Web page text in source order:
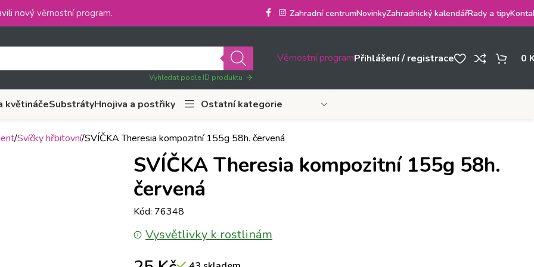
nový věrnostní program. Zahradní centrumNovinkyZahradnický kalendářRady a tipy
Vyhledat podle ID produktu
Věrnostní programPřihlášení / registrace 0
květináčeSubstrátyHnojiva a postřiky Ostatní kategorie
Svíčky hřbitovní SVÍČKA Theresia kompozitní 155g 58h. červená
SVÍČKA Theresia kompozitní 155g 58h.
červená
Kód: 76348
Vysvětlivky k rostlinám